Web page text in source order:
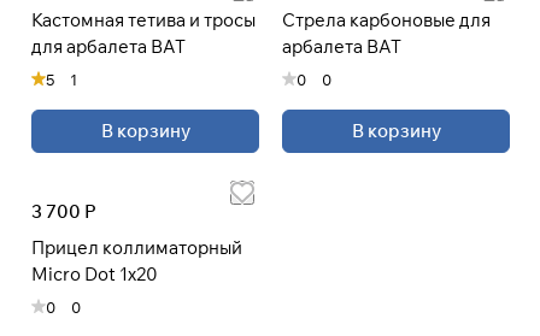
Кастомная тетива и тросы
для арбалета BAT
5 1
В корзину
Стрела карбоновые для
арбалета BAT
0 0
В корзину
3 700 Р
Прицел коллиматорный
Micro Dot 1х20
0 0